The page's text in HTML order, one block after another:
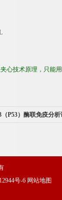
心技术原理，只能
（P53）酶联免疫分
号-6 网站地图